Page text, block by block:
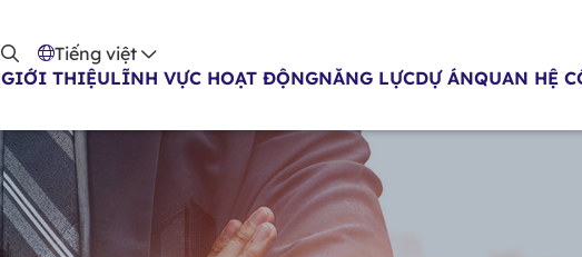
Tiếng việt
GIỚI THIỆULĨNH VỰC HOẠT ĐỘNGNĂNG LỰCDỰ ÁNQUAN HỆ